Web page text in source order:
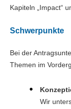
Kapiteln „Impact“
Schwerpunkte
Bei der
Themen im
Wir